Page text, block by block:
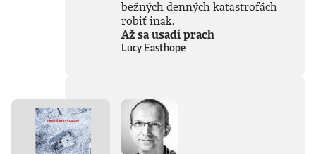
bežných denných katastrofách
robiť inak.
Až sa usadí prach
Lucy Easthope